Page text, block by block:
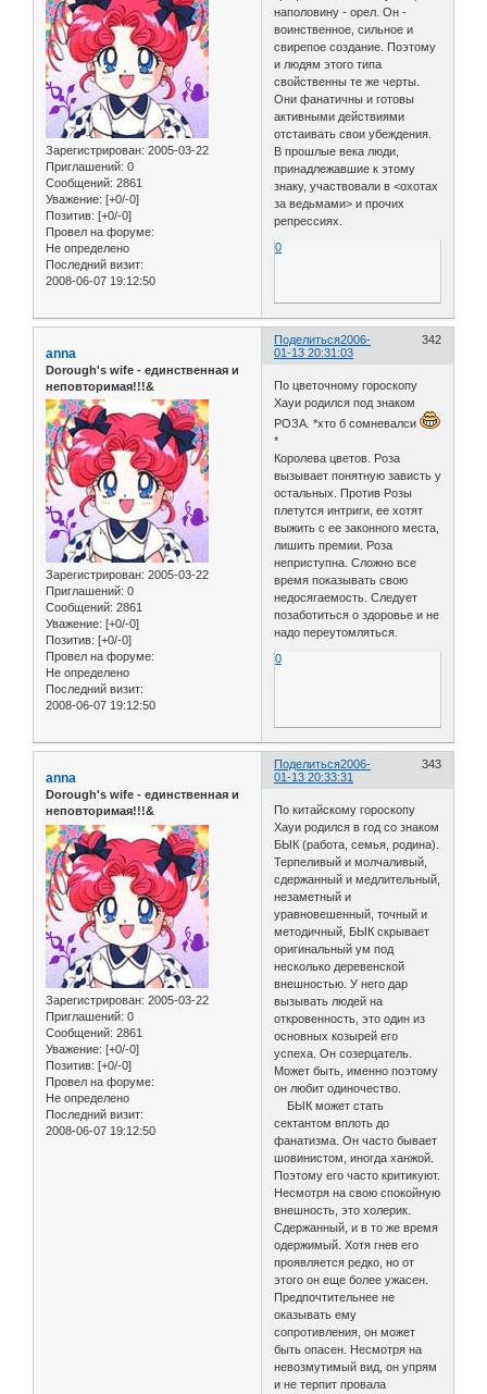
Зарегистрирован: 2005-03-22
Приглашений: 0
Сообщений: 2861
Уважение: [+0/-0]
Позитив: [+0/-0]
Провел на форуме:
Не определено
Последний визит:
2008-06-07 19:12:50
наполовину - орел. Он -
воинственное, сильное и
свирепое создание. Поэтому
и людям этого типа
свойственны те же черты.
Они фанатичны и готовы
активными действиями
отстаивать свои убеждения.
В прошлые века люди,
принадлежавшие к этому
знаку, участвовали в <охотах
за ведьмами> и прочих
репрессиях.
0
Поделиться 342
2006-
01-13 20:31:03
anna
Dorough's wife - единственная и
неповторимая!!!&
Зарегистрирован: 2005-03-22
Приглашений: 0
Сообщений: 2861
Уважение: [+0/-0]
Позитив: [+0/-0]
Провел на форуме:
Не определено
Последний визит:
2008-06-07 19:12:50
По цветочному гороскопу
Хауи родился под знаком
РОЗА. *хто б сомневалси
*
Королева цветов. Роза
вызывает понятную зависть у
остальных. Против Розы
плетутся интриги, ее хотят
выжить с ее законного места,
лишить премии. Роза
неприступна. Сложно все
время показывать свою
недосягаемость. Следует
позаботиться о здоровье и не
надо переутомляться.
0
Поделиться 343
2006-
01-13 20:33:31
anna
Dorough's wife - единственная и
неповторимая!!!&
Зарегистрирован: 2005-03-22
Приглашений: 0
Сообщений: 2861
Уважение: [+0/-0]
Позитив: [+0/-0]
Провел на форуме:
Не определено
Последний визит:
2008-06-07 19:12:50
По китайскому гороскопу
Хауи родился в год со знаком
БЫК (работа, семья, родина).
Терпеливый и молчаливый,
сдержанный и медлительный,
незаметный и
уравновешенный, точный и
методичный, БЫК скрывает
оригинальный ум под
несколько деревенской
внешностью. У него дар
вызывать людей на
откровенность, это один из
основных козырей его
успеха. Он созерцатель.
Может быть, именно поэтому
он любит одиночество.
БЫК может стать
сектантом вплоть до
фанатизма. Он часто бывает
шовинистом, иногда ханжой.
Поэтому его часто критикуют.
Несмотря на свою спокойную
внешность, это холерик.
Сдержанный, и в то же время
одержимый. Хотя гнев его
проявляется редко, но от
этого он еще более ужасен.
Предпочтительнее не
оказывать ему
сопротивления, он может
быть опасен. Несмотря на
невозмутимый вид, он упрям
и не терпит провала